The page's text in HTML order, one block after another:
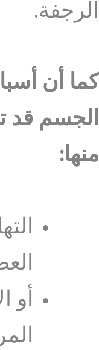
الرجفة.
كما أن
الجسم قد
منها:
أو